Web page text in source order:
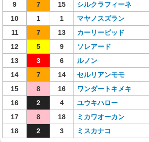
9
7 15 シルクラフィーネ
10
1 1 マヤノスズラン
11
7 13 カーリービッド
12
5 9 ソレアード
13
3 6 ルノン
14
7 14 セルリアンモモ
15
8 16 ワンダートキメキ
16
2 4 ユウキハロー
17
8 18 ミカワオーカン
18
2 3 ミスカナコ